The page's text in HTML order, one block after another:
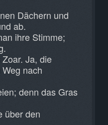
Dächern und
ab.
ihre Stimme;
Ja, die
nach
denn das Gras
über den